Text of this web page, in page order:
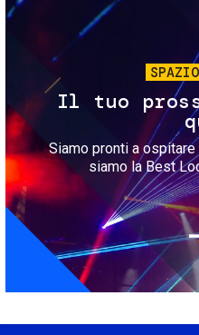
Il tuo
Siamo pronti a
siamo la Best